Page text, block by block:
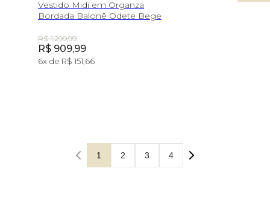
Vestido Midi em Organza
Bordada Balonê Odete Bege
Original Price:
R$ 1.299,99
Price:
R$ 909,99
6x de R$ 151,66
1 2 3 4